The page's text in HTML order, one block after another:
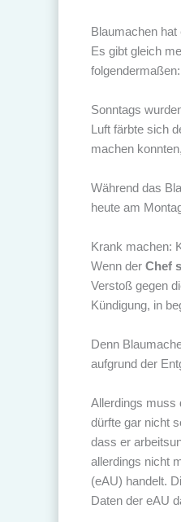
Blaumachen hat
Es gibt gleich
Sonntags
Luft färbte sich
machen
Während das
heute am
Krank machen:
Wenn der Chef
Verstoß gegen
Kündigung, in
Denn
aufgrund der
Allerdings muss
dürfte gar nicht
dass er
allerdings nicht
(eAU) handelt.
Daten der eAU